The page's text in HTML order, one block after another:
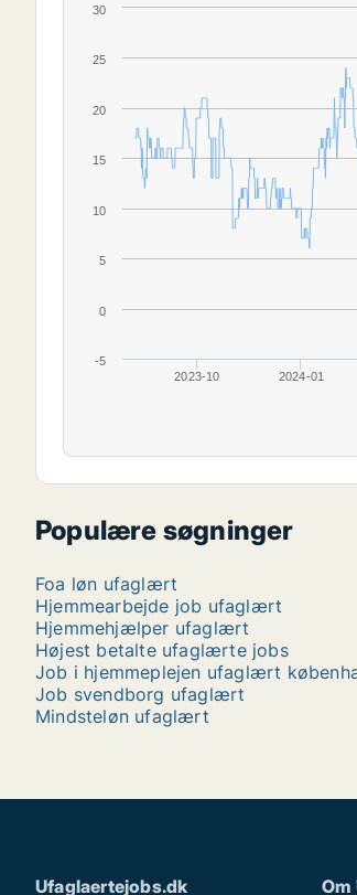
2023-10 2024-01
-5
0
5
10
15
20
25
30
Populære søgninger
Foa løn ufaglært
Hjemmearbejde job ufaglært
Hjemmehjælper ufaglært
Højest betalte ufaglærte jobs
Job i hjemmeplejen ufaglært
Job svendborg ufaglært
Mindsteløn ufaglært
Ufaglaertejobs.dk Om